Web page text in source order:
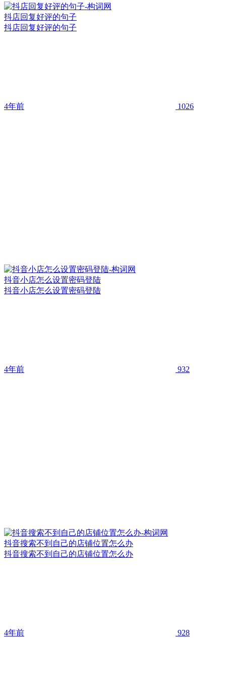
抖店回复好评的句子
抖店回复好评的句子
4年前 1026
抖音小店怎么设置密码登陆
抖音小店怎么设置密码登陆
4年前 932
抖音搜索不到自己的店铺位置怎么办
抖音搜索不到自己的店铺位置怎么办
4年前 928